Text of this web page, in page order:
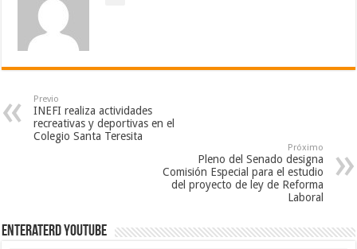
Previo
INEFI realiza actividades
recreativas y deportivas en el
Colegio Santa Teresita
Próximo
Pleno del Senado designa
Comisión Especial para el estudio
del proyecto de ley de Reforma
Laboral
EnterateRD YOUTUBE